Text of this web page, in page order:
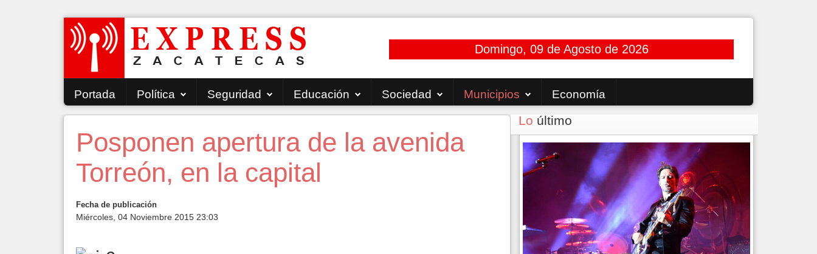
Domingo, 09 de Agosto de 2026
Portada Política Seguridad Educación Sociedad Municipios Economía
Posponen apertura de la avenida
Torreón, en la capital
Fecha de publicación
Miércoles, 04 Noviembre 2015 23:03
Lo último